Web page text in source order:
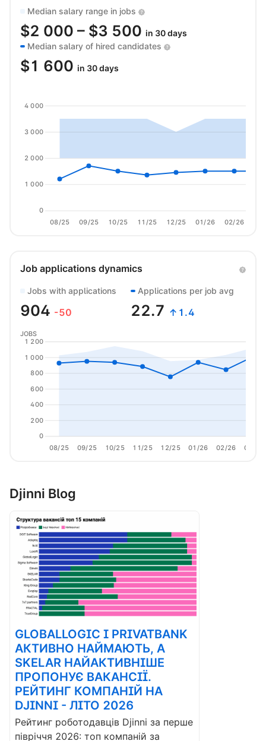
Median salary range in jobs
$2 000 – $3 500 in 30 days
Median salary of hired candidates
$1 600 in 30 days
08/25 09/25 10/25 11/25 12/25 01/26 02/26
0
1 000
2 000
3 000
4 000
Job applications dynamics
Jobs with applications
904 -50
Applications per job avg
22.7 ↑1.4
08/25 09/25 10/25 11/25 12/25 01/26 02/26 03/26
0
200
400
600
800
1 000
1 200
JOBS
Djinni Blog
GLOBALLOGIC І PRIVATBANK
АКТИВНО НАЙМАЮТЬ, А
SKELAR НАЙАКТИВНІШЕ
ПРОПОНУЄ ВАКАНСІЇ.
РЕЙТИНГ КОМПАНІЙ НА
DJINNI - ЛІТО 2026
Рейтинг роботодавців Djinni за перше
півріччя 2026: топ компаній за